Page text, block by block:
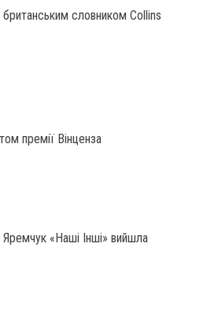
словником Collins
премії Вінценза
«Наші Інші» вийшла